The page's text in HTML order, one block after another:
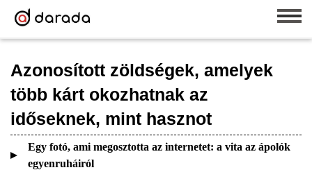
Azonosított zöldségek, amelyek
több kárt okozhatnak az
időseknek, mint hasznot
Egy fotó, ami megosztotta az internetet: a vita az ápolók
egyenruháiról